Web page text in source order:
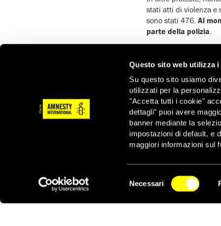
Questo sito web utilizza i
Su questo sito usiamo
utilizzati per la
"Accetta tutti i cookie"
dettagli" puoi avere
banner mediante la
impostazioni di default, e
maggiori informazioni sul
del
Necessari
stati atti di violenza e
sono stati 476. Al
parte della polizia
Fabio è una delle
mentre, insieme ad
di Amburgo. Fabio è
gruppo che
Un principio
persona non può
sbagliato nel
informazioni a
ad azioni violente.
Volkspark con
gruppo iniziarono a
arresti.
La pubblica accusa
NEWSLETTER